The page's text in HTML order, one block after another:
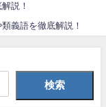
説！
義語を徹底解説！
検索